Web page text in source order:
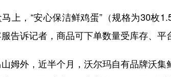
上，“安心保洁鲜鸡蛋”（规格为30枚
告诉记者，商品可下单数量受库存、平
姆外，近半个月，沃尔玛自有品牌沃集